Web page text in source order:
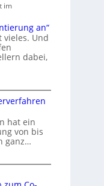
im
an“
Und
dabei,
hat ein
von bis
ganz…